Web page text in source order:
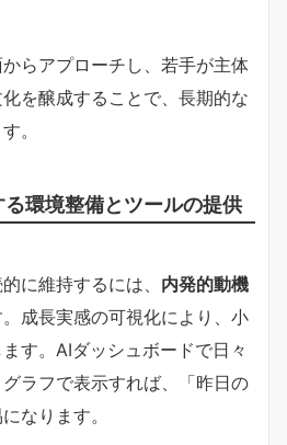
らアプローチし、若手が主体
を醸成することで、長期的な
。
環境整備とツールの提供
に維持するには、 内発的動機
成長実感の可視化により、小
す。AIダッシュボードで日々
ラフで表示すれば、「昨日の
なります。